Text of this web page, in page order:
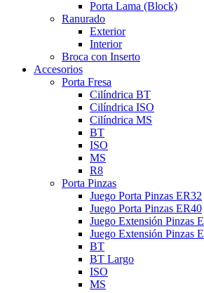
Porta Lama (Block)
Ranurado
Exterior
Interior
Broca con Inserto
Accesorios
Porta Fresa
Cilíndrica BT
Cilíndrica ISO
Cilíndrica MS
BT
ISO
MS
R8
Porta Pinzas
Juego Porta Pinzas ER32
Juego Porta Pinzas ER40
Juego Extensión Pinzas
Juego Extensión Pinzas
BT
BT Largo
ISO
MS